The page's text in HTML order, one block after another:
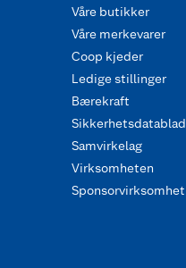
Våre butikker
Våre merkevarer
Coop kjeder
Ledige stillinger
Bærekraft
Sikkerhetsdatablad
Samvirkelag
Virksomheten
Sponsorvirksomhet